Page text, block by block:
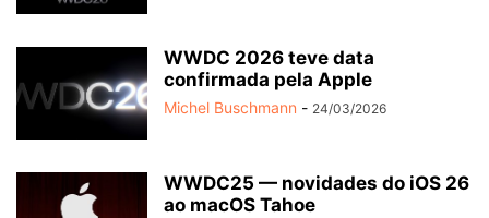
WWDC 2026 teve data
confirmada pela Apple
Michel Buschmann - 24/03/2026
WWDC25 — novidades do iOS 26
ao macOS Tahoe